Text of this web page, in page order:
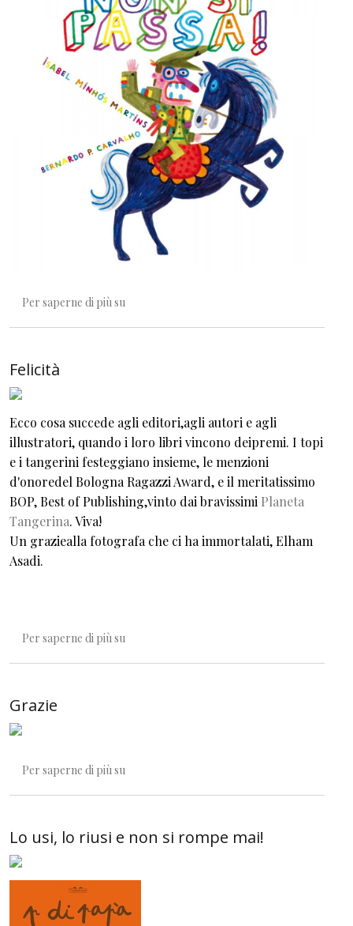
Per saperne di più su
Felicità
Ecco cosa succede agli editori,agli autori e agli
illustratori, quando i loro libri vincono deipremi. I topi
e i tangerini festeggiano insieme, le menzioni
d'onoredel Bologna Ragazzi Award, e il meritatissimo
BOP, Best of Publishing,vinto dai bravissimi Planeta
Tangerina. Viva!
Un graziealla fotografa che ci ha immortalati, Elham
Asadi.
Per saperne di più su
Grazie
Per saperne di più su
Lo usi, lo riusi e non si rompe mai!